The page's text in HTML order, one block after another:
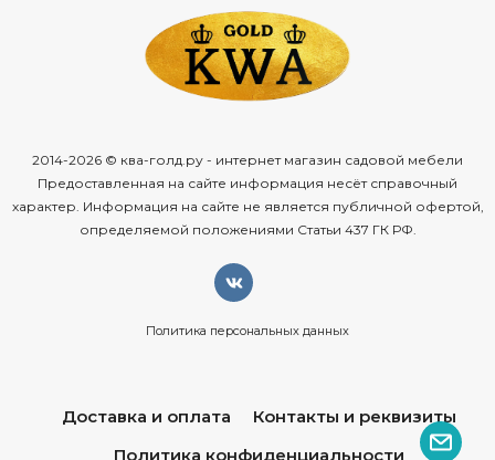
2014-2026 © ква-голд.ру - интернет магазин садовой мебели
Предоставленная на сайте информация несёт справочный
характер. Информация на сайте не является публичной офертой,
определяемой положениями Статьи 437 ГК РФ.
Политика персональных данных
Доставка и оплата
Контакты и реквизиты
Политика конфиденциальности